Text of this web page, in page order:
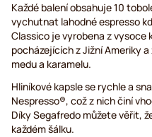
Každé balení obsahuje 10
vychutnat lahodné espresso
Classico je vyrobena z vysoce
pocházejících z Jižní Ameriky
medu a karamelu.
Hliníkové kapsle se rychle a
Nespresso®, což z nich činí
Díky Segafredo můžete věřit,
každém šálku.